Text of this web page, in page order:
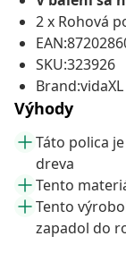
2 x Rohová
SKU:323926
Brand:vidaXL
Výhody
Táto polica
dreva
Tento
Tento
zapadol do